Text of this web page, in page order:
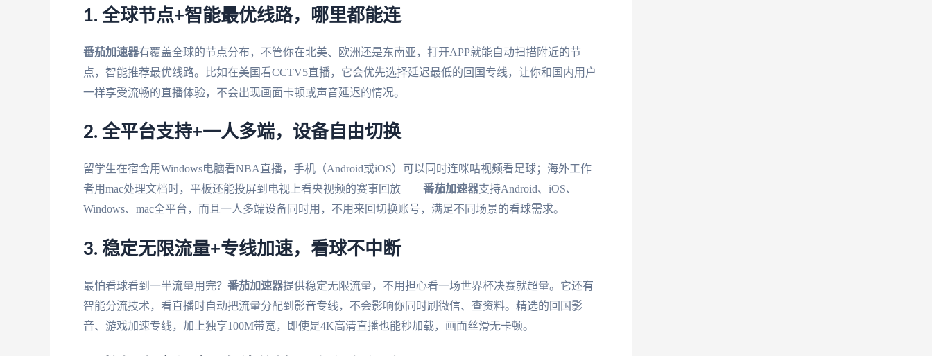
1. 全球节点+智能最优线路，哪里都能连
番茄加速器有覆盖全球的节点分布，不管你在北美、欧洲还是东南亚，打开APP就能自动扫描附近的节
点，智能推荐最优线路。比如在美国看CCTV5直播，它会优先选择延迟最低的回国专线，让你和国内用户
一样享受流畅的直播体验，不会出现画面卡顿或声音延迟的情况。
2. 全平台支持+一人多端，设备自由切换
留学生在宿舍用Windows电脑看NBA直播，手机（Android或iOS）可以同时连咪咕视频看足球；海外工作
者用mac处理文档时，平板还能投屏到电视上看央视频的赛事回放——番茄加速器支持Android、iOS、
Windows、mac全平台，而且一人多端设备同时用，不用来回切换账号，满足不同场景的看球需求。
3. 稳定无限流量+专线加速，看球不中断
最怕看球看到一半流量用完？ 番茄加速器提供稳定无限流量，不用担心看一场世界杯决赛就超量。它还有
智能分流技术，看直播时自动把流量分配到影音专线，不会影响你同时刷微信、查资料。精选的回国影
音、游戏加速专线，加上独享100M带宽，即使是4K高清直播也能秒加载，画面丝滑无卡顿。